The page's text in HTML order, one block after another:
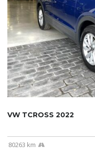
VW TCROSS 2022
80263 km